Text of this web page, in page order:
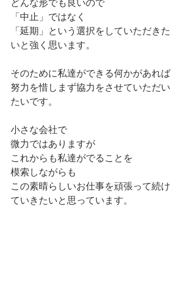
どんな形でも良いので
「中止」ではなく
「延期」という選択をしていただきた
いと強く思います。
そのために私達ができる何かがあれば
努力を惜しまず協力をさせていただい
たいです。
小さな会社で
微力ではありますが
これからも私達がでることを
模索しながらも
この素晴らしいお仕事を頑張って続け
ていきたいと思っています。